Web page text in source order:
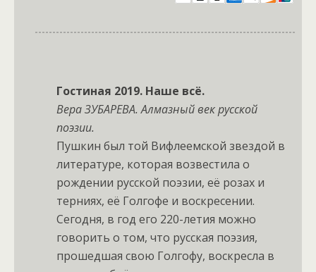
Гостиная 2019. Наше всё.
Вера ЗУБАРЕВА. Алмазный век русской
поэзии.
Пушкин был той Вифлеемской звездой в
литературе, которая возвестила о
рождении русской поэзии, её розах и
терниях, её Голгофе и воскресении.
Сегодня, в год его 220-летия можно
говорить о том, что русская поэзия,
прошедшая свою Голгофу, воскресла в